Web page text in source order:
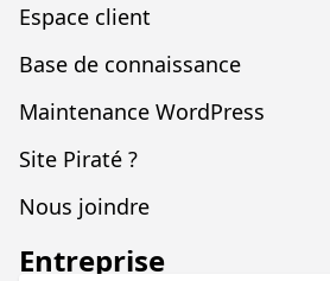
Espace client
Base de connaissance
Maintenance WordPress
Site Piraté ?
Nous joindre
Entreprise